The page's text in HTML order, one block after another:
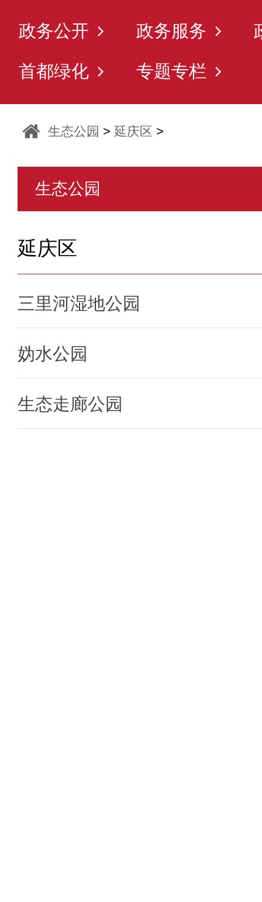
政务公开 政务服务
首都绿化 专题专栏
生态公园 > 延庆区 >
生态公园
延庆区
三里河湿地公园
妫水公园
生态走廊公园